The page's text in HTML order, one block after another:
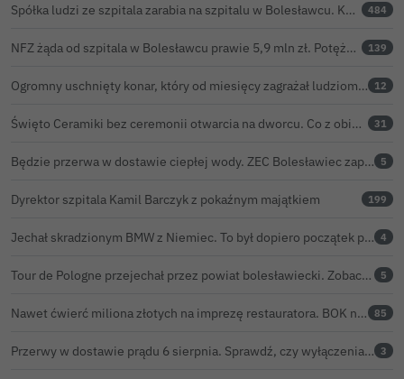
Spółka ludzi ze szpitala zarabia na szpitalu w Bolesławcu. Kwoty pozostają tajne 484
NFZ żąda od szpitala w Bolesławcu prawie 5,9 mln zł. Potężny cios po kontroli rozliczeń 139
Ogromny uschnięty konar, który od miesięcy zagrażał ludziom w Bolesławcu, wycięty 12
Święto Ceramiki bez ceremonii otwarcia na dworcu. Co z obietnicą prezydenta Bolesławca? 31
Będzie przerwa w dostawie ciepłej wody. ZEC Bolesławiec zapowiada prace remontowe 5
Dyrektor szpitala Kamil Barczyk z pokaźnym majątkiem 199
Jechał skradzionym BMW z Niemiec. To był dopiero początek problemów 33-latka 4
Tour de Pologne przejechał przez powiat bolesławiecki. Zobacz wideo z Zebrzydowej 5
Nawet ćwierć miliona złotych na imprezę restauratora. BOK nie chce ujawnić kosztów przed Świętem Ceramiki 85
Przerwy w dostawie prądu 6 sierpnia. Sprawdź, czy wyłączenia obejmą Twoją miejscowość 3